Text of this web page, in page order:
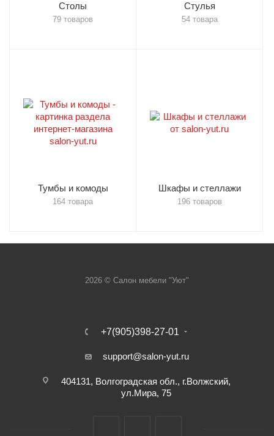
Столы
79 товаров
Стулья
54 товара
Тумбы и комоды
164 товара
Шкафы и стеллажи
196 товаров
2026 © Салон мебели "Уют"
+7(905)398-27-01
support@salon-yut.ru
404131, Волгоградская обл., г.Волжский,
ул.Мира, 75